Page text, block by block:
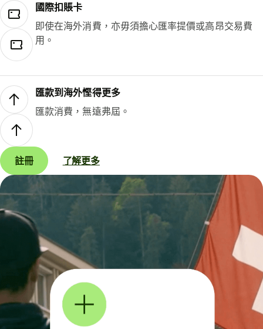
國際扣賬卡
即使在海外消費，亦毋須擔心匯率提價或高昂交易費
用。
匯款到海外慳得更多
匯款消費，無遠弗屆。
註冊 了解更多